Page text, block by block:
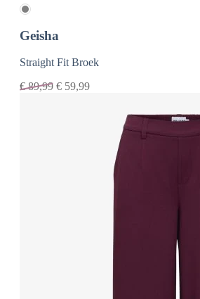
Geisha
Straight Fit Broek
€89,99 € 59,99